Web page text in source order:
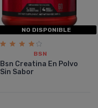
NO DISPONIBLE
BSN
Bsn Creatina En Polvo
Sin Sabor